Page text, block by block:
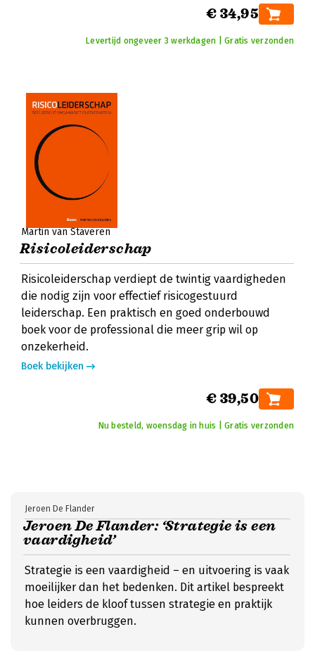
€ 34,95
Levertijd ongeveer 3 werkdagen | Gratis verzonden
Martin van Staveren
Risicoleiderschap
Risicoleiderschap verdiept de twintig vaardigheden
die nodig zijn voor effectief risicogestuurd
leiderschap. Een praktisch en goed onderbouwd
boek voor de professional die meer grip wil op
onzekerheid.
Boek bekijken
€ 39,50
Nu besteld, woensdag in huis | Gratis verzonden
Jeroen De Flander: ‘Strategie is een
vaardigheid’
Jeroen De Flander
Strategie is een vaardigheid – en uitvoering is vaak
moeilijker dan het bedenken. Dit artikel bespreekt
hoe leiders de kloof tussen strategie en praktijk
kunnen overbruggen.